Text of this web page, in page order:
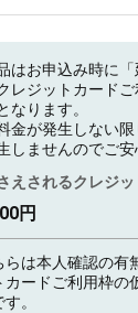
はお申込み時に「
レジットカード
なります。
金が発生しない
しませんのでご安
えされるクレジ
円
らは本人確認の有
カードご利用枠の
。